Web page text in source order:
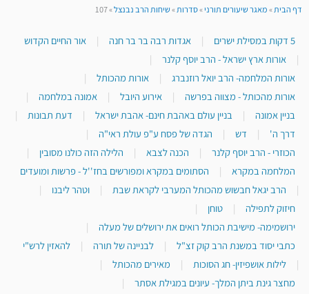
דף הבית»מאגר שיעורים תורני»סדרות»שיחות הרב נבנצל»
107
5 דקות במסילת ישרים | אגדות רבה בר בר חנה |
אור החיים הקדוש
|
אורות ארץ ישראל - הרב יוסף קלנר
|
אורות המלחמה- הרב יואל רוזנברג
| אורות מהכותל
|
אורות מהכותל - מצווה בפרשה
| אירוע היובל | אמונה במלחמה
|
בניין אמונה
| בניין עולם באהבת חינם- אהבת ישראל | דעת תבונות
|
דרך ה'
| דש | הגדה של פסח ע"פ עולת ראי"ה
|
הכוזרי - הרב יוסף קלנר
| הכנה לצבא | הלילה הזה כולנו מסובין
|
המלחמה במקרא
|
הסתומים במקרא ומפורשים בחז''ל - פרשות ומועדים
|
הרב יגאל חבשוש מהכותל המערבי לקראת שבת | וטהר ליבנו
|
חיזוק לתפילה
| טוחן
|
ירושמימה- מישיבת הכותל רואים את ירושלים של מעלה
|
כתבי יסוד במשנת הרב קוק זצ"ל
| לבניינה של תורה |
להאזין לרש"י
|
לילות אושפיזין- חג הסוכות | מאירים מהכותל
|
מחצר גינת ביתן המלך- עיונים במגילת אסתר
|